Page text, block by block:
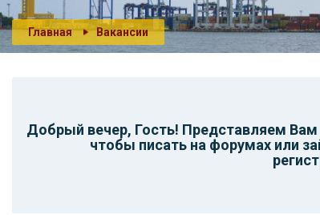
Главная Вакансии
Добрый вечер, Гость! Представляем
чтобы писать на форумах или